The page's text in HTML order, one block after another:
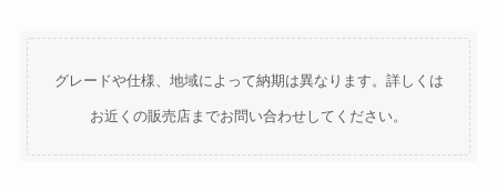
グレードや仕様、地域によって納期は異なります。詳しくは
お近くの販売店までお問い合わせしてください。